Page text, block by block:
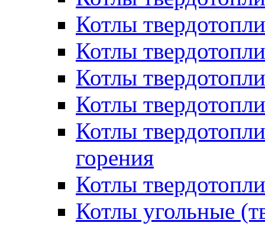
Котлы
Котлы
Котлы
Котлы
Котлы
горения
Котлы
Котлы угольные